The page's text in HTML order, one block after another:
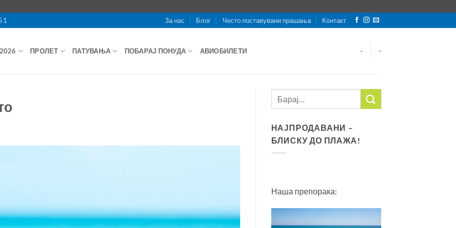
За нас Блог Често поставувани прашања Контакт
ПРОЛЕТ ПАТУВАЊА ПОБАРАЈ ПОНУДА АВИОБИЛЕТИ - -
НАЈПРОДАВАНИ –
БЛИСКУ ДО ПЛАЖА!
Наша препорака: